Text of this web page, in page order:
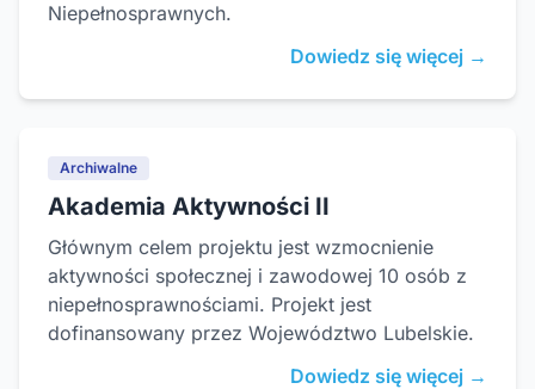
Niepełnosprawnych.
Dowiedz się więcej →
Archiwalne
Akademia Aktywności II
Głównym celem projektu jest wzmocnienie
aktywności społecznej i zawodowej 10 osób z
niepełnosprawnościami. Projekt jest
dofinansowany przez Województwo Lubelskie.
Dowiedz się więcej →